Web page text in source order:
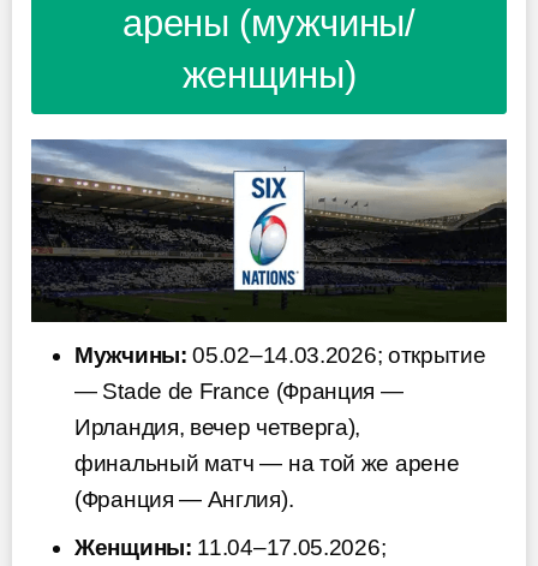
арены (мужчины/
женщины)
Мужчины: 05.02–14.03.2026; открытие
— Stade de France (Франция —
Ирландия, вечер четверга),
финальный матч — на той же арене
(Франция — Англия).
Женщины: 11.04–17.05.2026;